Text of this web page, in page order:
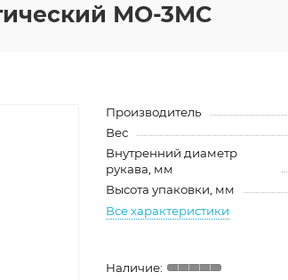
МО-3МС
Производитель
Вес
Внутренний диаметр
рукава, мм
Высота упаковки, мм
Все характеристики